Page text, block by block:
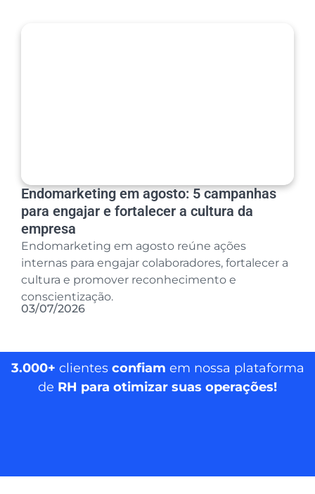
Endomarketing em agosto: 5 campanhas
para engajar e fortalecer a cultura da
empresa
Endomarketing em agosto reúne ações
internas para engajar colaboradores, fortalecer a
cultura e promover reconhecimento e
conscientização.
03/07/2026
3.000+ clientes confiam em nossa plataforma
de RH para otimizar suas operações!